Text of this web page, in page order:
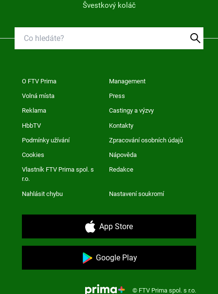
Švestkový koláč
O FTV Prima Management
Volná místa Press
Reklama Castingy a výzvy
HbbTV Kontakty
Podmínky užívání Zpracování osobních údajů
Cookies Nápověda
Vlastník FTV Prima spol. s
r.o.
Redakce
Nahlásit chybu Nastavení soukromí
App Store
Google Play
© FTV Prima spol. s r.o.